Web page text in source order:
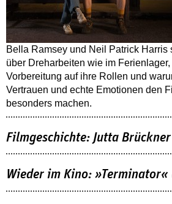
Bella Ramsey und Neil Patrick Harris
über Dreharbeiten wie im
Vorbereitung auf ihre Rollen und
Vertrauen und echte Emotionen den
besonders machen.
Filmgeschichte: Jutta Brückner
Wieder im Kino: